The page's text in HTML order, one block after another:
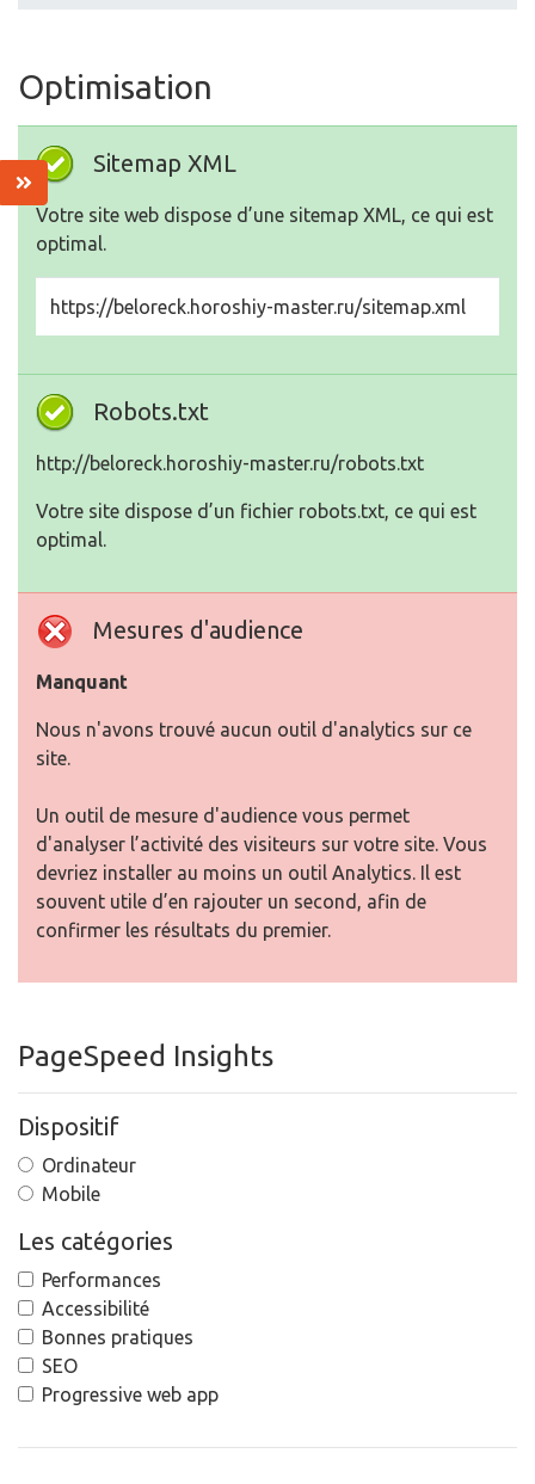
Optimisation
Sitemap XML
Votre site web dispose d’une sitemap XML, ce qui est
optimal.
https://beloreck.horoshiy-master.ru/sitemap.xml
Robots.txt
http://beloreck.horoshiy-master.ru/robots.txt
Votre site dispose d’un fichier robots.txt, ce qui est
optimal.
Mesures d'audience
Manquant
Nous n'avons trouvé aucun outil d'analytics sur ce
site.
Un outil de mesure d'audience vous permet
d'analyser l’activité des visiteurs sur votre site. Vous
devriez installer au moins un outil Analytics. Il est
souvent utile d’en rajouter un second, afin de
confirmer les résultats du premier.
PageSpeed Insights
Dispositif
Ordinateur
Mobile
Les catégories
Performances
Accessibilité
Bonnes pratiques
SEO
Progressive web app